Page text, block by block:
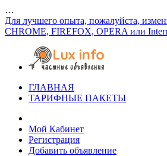
…
Для лучшего опыта, пожалуйста,
CHROME, FIREFOX, OPERA или
ГЛАВНАЯ
ТАРИФНЫЕ ПАКЕТЫ
Мой Кабинет
Регистрация
Добавить объявление